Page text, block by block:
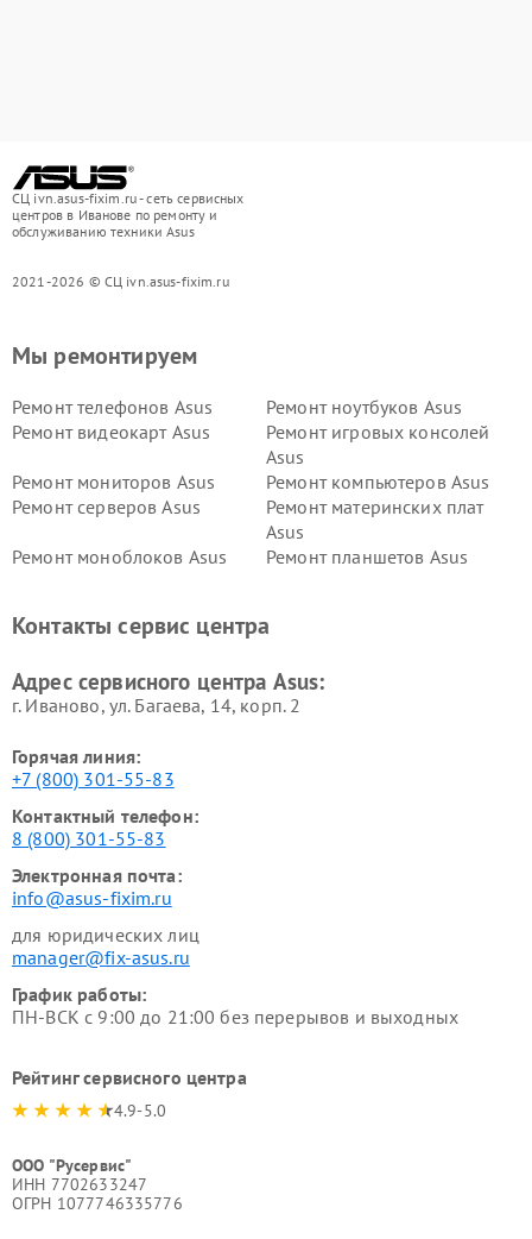
СЦ ivn.asus-fixim.ru - сеть сервисных
центров в Иванове по ремонту и
обслуживанию техники Asus
2021-2026 © СЦ ivn.asus-fixim.ru
Мы ремонтируем
Ремонт телефонов Asus
Ремонт ноутбуков Asus
Ремонт видеокарт Asus
Ремонт игровых консолей
Asus
Ремонт мониторов Asus
Ремонт компьютеров Asus
Ремонт серверов Asus
Ремонт материнских плат
Asus
Ремонт моноблоков Asus
Ремонт планшетов Asus
Контакты сервис центра
Адрес сервисного центра Asus:
г. Иваново, ул. Багаева, 14, корп. 2
Горячая линия:
+7 (800) 301-55-83
Контактный телефон:
8 (800) 301-55-83
Электронная почта:
info@asus-fixim.ru
для юридических лиц
manager@fix-asus.ru
График работы:
ПН-ВСК с 9:00 до 21:00 без перерывов и выходных
Рейтинг сервисного центра
4.9-5.0
ООО "Русервис"
ИНН 7702633247
ОГРН 1077746335776